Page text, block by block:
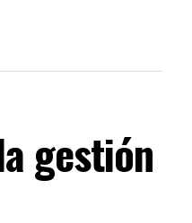
gestión